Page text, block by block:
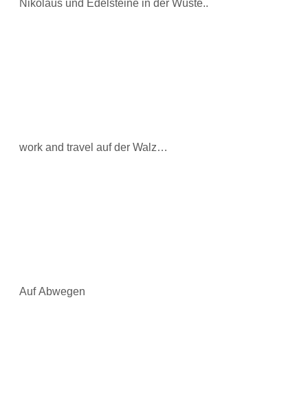
Nikolaus und Edelsteine in der Wüste..
work and travel auf der Walz…
Auf Abwegen